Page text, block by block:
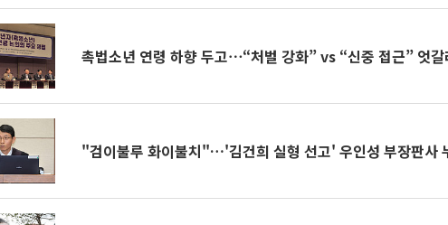
촉법소년 연령 하향 두고⋯“처벌 강화” vs “신중 접근” 엇갈
"검이불루 화이불치"…'김건희 실형 선고' 우인성 부장판사